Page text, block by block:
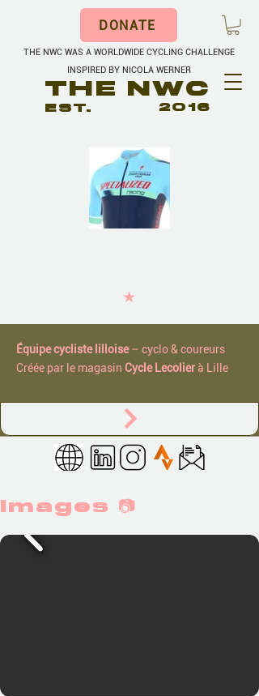
THE NWC WAS A WORLDWIDE CYCLING CHALLENGE
INSPIRED BY NICOLA WERNER
THE NWC
EST. 2016
DONATE
★
Équipe cycliste lilloise– cyclo & coureurs
Créée par le magasin Cycle Lecolierà Lille
Images 📷